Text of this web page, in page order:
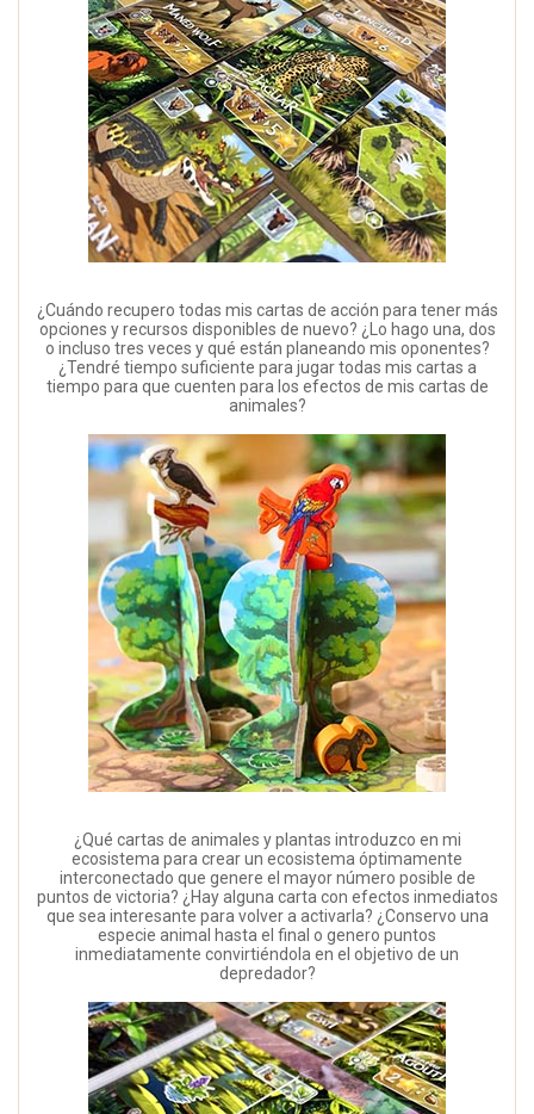
¿Cuándo recupero todas mis cartas de acción para tener más
opciones y recursos disponibles de nuevo? ¿Lo hago una, dos
o incluso tres veces y qué están planeando mis oponentes?
¿Tendré tiempo suficiente para jugar todas mis cartas a
tiempo para que cuenten para los efectos de mis cartas de
animales?
¿Qué cartas de animales y plantas introduzco en mi
ecosistema para crear un ecosistema óptimamente
interconectado que genere el mayor número posible de
puntos de victoria? ¿Hay alguna carta con efectos inmediatos
que sea interesante para volver a activarla? ¿Conservo una
especie animal hasta el final o genero puntos
inmediatamente convirtiéndola en el objetivo de un
depredador?